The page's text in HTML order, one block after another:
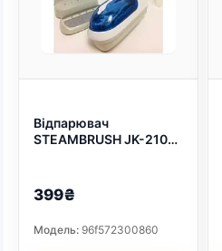
Відпарювач
STEAMBRUSH JK-2106
399₴
Модель: 96f572300860